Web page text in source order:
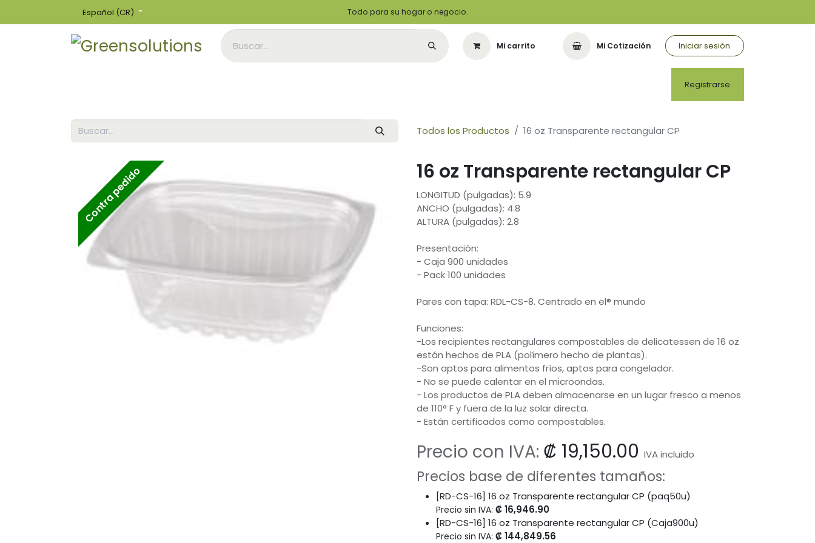
Español (CR) Todo para su hogar o negocio.
Mi carrito Mi Cotización Iniciar sesión
Registrarse
Todos los Productos 16 oz Transparente rectangular CP
Contra pedido 16 oz Transparente rectangular CP
LONGITUD (pulgadas): 5.9
ANCHO (pulgadas): 4.8
ALTURA (pulgadas): 2.8
Presentación:
- Caja 900 unidades
- Pack 100 unidades
Pares con tapa: RDL-CS-8. Centrado en el® mundo
Funciones:
-Los recipientes rectangulares compostables de delicatessen de 16 oz
están hechos de PLA (polímero hecho de plantas).
-Son aptos para alimentos fríos, aptos para congelador.
- No se puede calentar en el microondas.
- Los productos de PLA deben almacenarse en un lugar fresco a menos
de 110° F y fuera de la luz solar directa.
- Están certificados como compostables.
Precio con IVA: ₡ 19,150.00 IVA incluido
Precios base de diferentes tamaños:
[RD-CS-16] 16 oz Transparente rectangular CP (paq50u)
Precio sin IVA: ₡16,946.90
[RD-CS-16] 16 oz Transparente rectangular CP (Caja900u)
Precio sin IVA: ₡144,849.56